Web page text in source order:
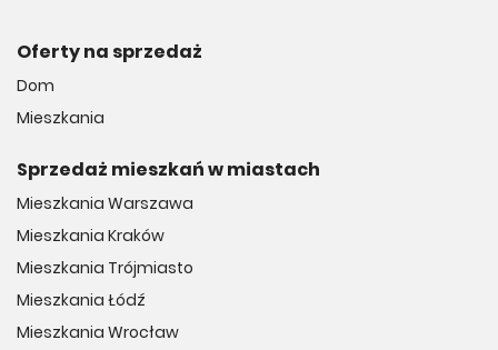
Oferty na sprzedaż
Dom
Mieszkania
Sprzedaż mieszkań w miastach
Mieszkania Warszawa
Mieszkania Kraków
Mieszkania Trójmiasto
Mieszkania Łódź
Mieszkania Wrocław